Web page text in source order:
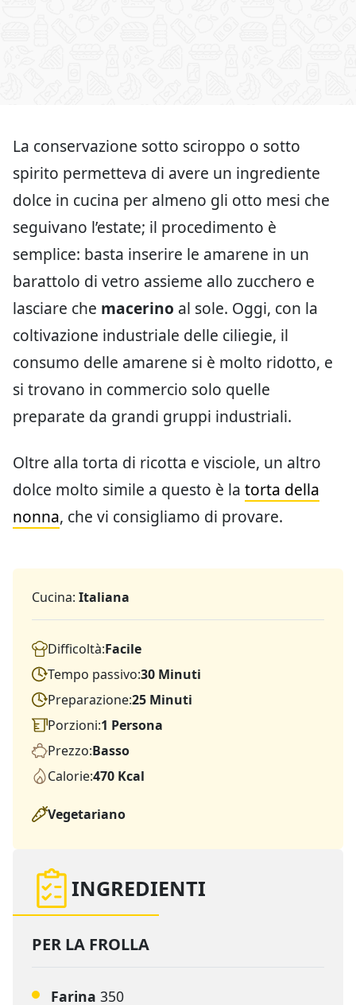
La conservazione sotto sciroppo o sotto
spirito permetteva di avere un ingrediente
dolce in cucina per almeno gli otto mesi che
seguivano l’estate; il procedimento è
semplice: basta inserire le amarene in un
barattolo di vetro assieme allo zucchero e
lasciare che macerino al sole. Oggi, con la
coltivazione industriale delle ciliegie, il
consumo delle amarene si è molto ridotto, e
si trovano in commercio solo quelle
preparate da grandi gruppi industriali.
Oltre alla torta di ricotta e visciole, un altro
dolce molto simile a questo è la torta della
nonna, che vi consigliamo di provare.
Cucina: Italiana
Difficoltà:Facile
Tempo passivo:30 Minuti
Preparazione:25 Minuti
Porzioni:1 Persona
Prezzo:Basso
Calorie:470 Kcal
Vegetariano
INGREDIENTI
PER LA FROLLA
Farina 350